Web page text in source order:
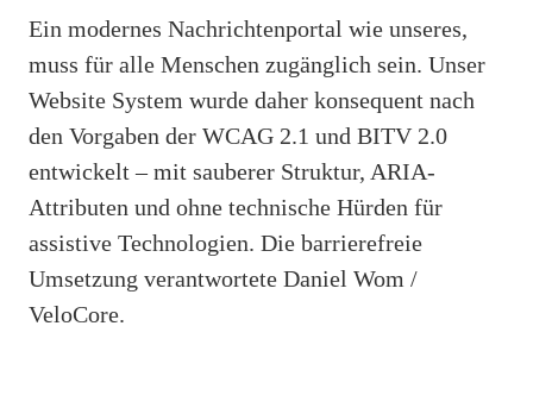
Ein modernes Nachrichtenportal wie unseres,
muss für alle Menschen zugänglich sein. Unser
Website System wurde daher konsequent nach
den Vorgaben der WCAG 2.1 und BITV 2.0
entwickelt – mit sauberer Struktur, ARIA-
Attributen und ohne technische Hürden für
assistive Technologien. Die barrierefreie
Umsetzung verantwortete Daniel Wom /
VeloCore.